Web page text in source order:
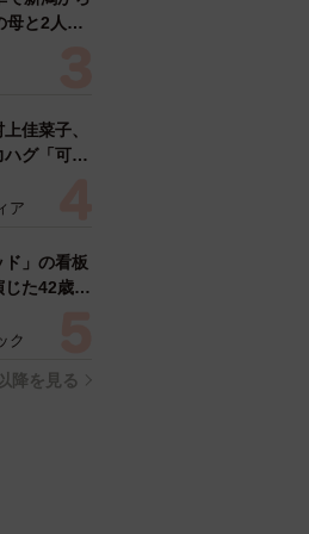
と2人で
学生で
佳菜子、
グ「可愛
ア
」の看板
た42歳元
を明言
ク
降を見る